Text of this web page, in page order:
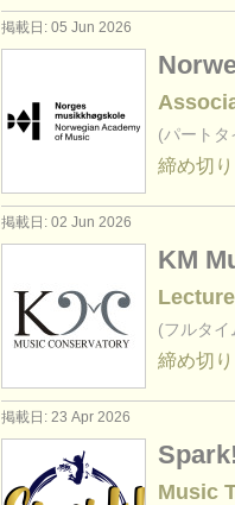
掲載日: 05 Jun 2026
(パートタ
締め切
掲載日: 02 Jun 2026
KM
(フルタイ
締め切
掲載日: 23 Apr 2026
Music